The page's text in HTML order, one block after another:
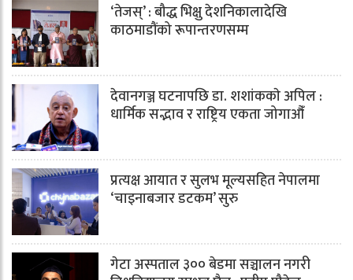
‘तेजस्’ : बौद्ध भिक्षु देशनिकालादेखि
काठमाडौंको रूपान्तरणसम्म
देवानगञ्ज घटनापछि डा. शशांककाे अपिल :
धार्मिक सद्भाव र राष्ट्रिय एकता जोगाऔँ
प्रत्यक्ष आयात र सुलभ मूल्यसहित नेपालमा
‘चाइनाबजार डटकम’ सुरु
गेटा अस्पताल ३०० बेडमा सञ्चालन नगरी